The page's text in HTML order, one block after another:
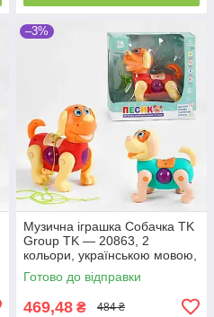
–3%
Музична іграшка Собачка TK
Group TK — 20863, 2
кольори, українською мовою,
батарейками
Готово до відправки
469,48 ₴ 484 ₴